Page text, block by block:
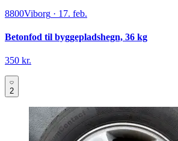
8800Viborg · 17. feb.
Betonfod til byggepladshegn, 36 kg
350 kr.
2